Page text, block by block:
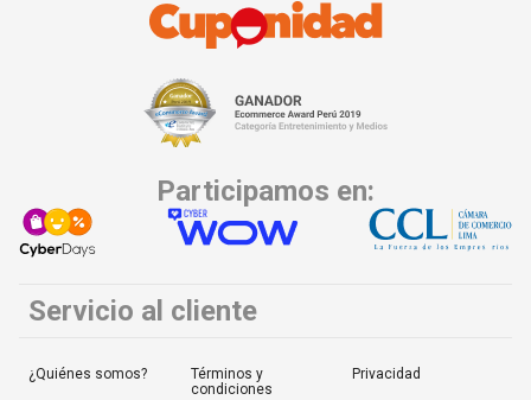
Participamos en:
Servicio al cliente
¿Quiénes somos?
Términos y
condiciones
Privacidad